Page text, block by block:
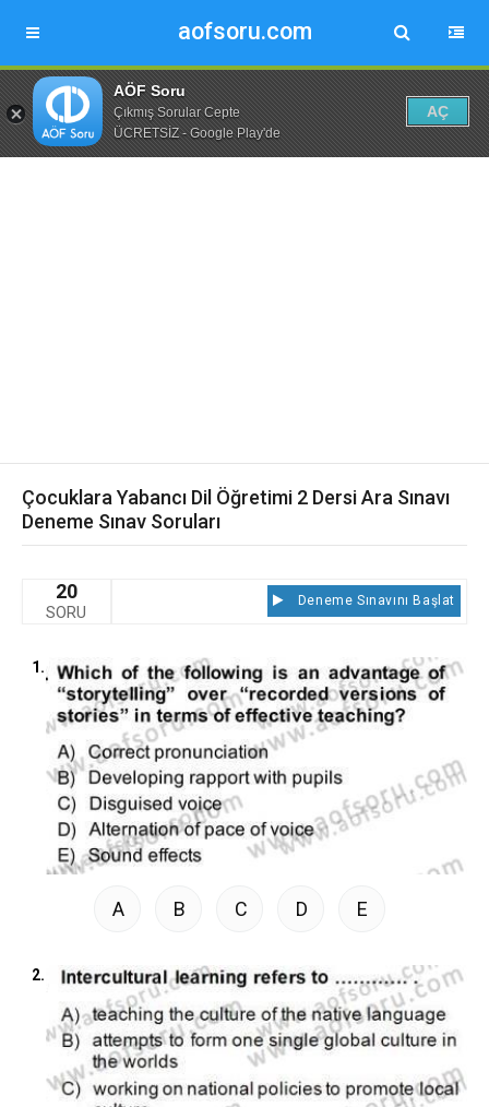
aofsoru.com
AÖF Soru
Çıkmış Sorular Cepte
ÜCRETSİZ - Google Play'de
AÇ
Çocuklara Yabancı Dil Öğretimi 2 Dersi Ara Sınavı
Deneme Sınav Soruları
20
SORU
Deneme Sınavını Başlat
1.
A B C D E
2.